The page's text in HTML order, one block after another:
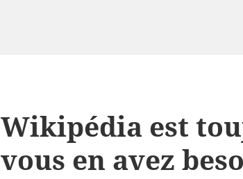
Wikipédia est
vous en avez